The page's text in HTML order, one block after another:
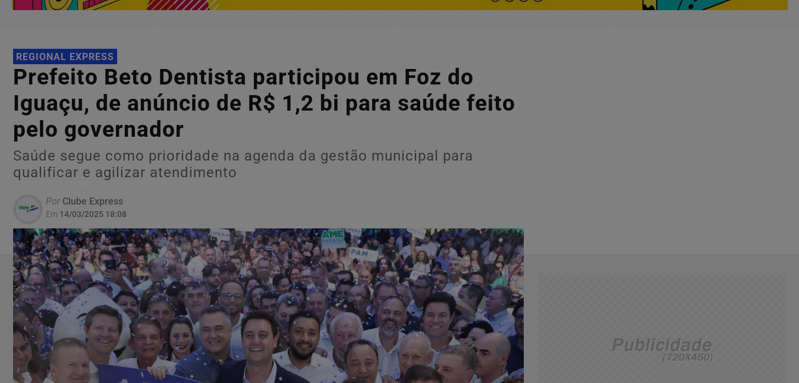
REGIONAL EXPRESS
Prefeito Beto Dentista participou em Foz do
Iguaçu, de anúncio de R$ 1,2 bi para saúde feito
pelo governador
Saúde segue como prioridade na agenda da gestão municipal para
qualificar e agilizar atendimento
PorClube Express
Em 14/03/2025 18:08